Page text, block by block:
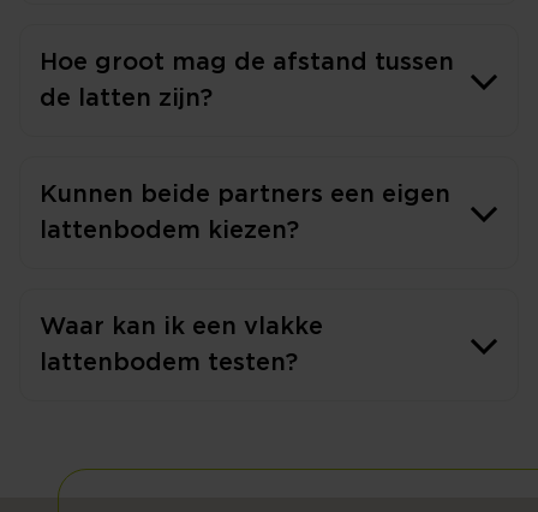
Hoe groot mag de afstand tussen
de latten zijn?
Kunnen beide partners een eigen
lattenbodem kiezen?
Waar kan ik een vlakke
lattenbodem testen?